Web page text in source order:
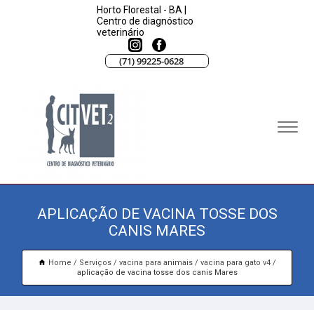
Horto Florestal - BA |
Centro de diagnóstico
veterinário
(71) 99225-0628
APLICAÇÃO DE VACINA TOSSE DOS
CANIS MARES
Home Serviços vacina para animais
vacina para gato v4
aplicação de vacina tosse dos canis Mares